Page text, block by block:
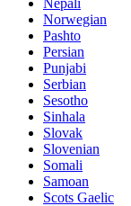
Nepali
Norwegian
Pashto
Persian
Punjabi
Serbian
Sesotho
Sinhala
Slovak
Slovenian
Somali
Samoan
Scots Gaelic